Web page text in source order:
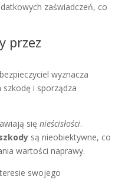
zaświadczeń, co
przez
wyznacza
i sporządza
się nieścisłości.
są nieobiektywne, co
wartości naprawy.
swojego